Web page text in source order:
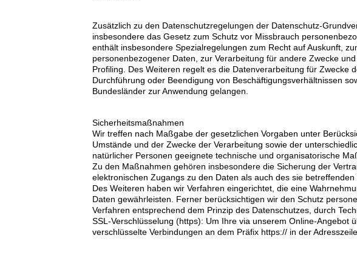
Zusätzlich zu den Datenschutzregelungen der Datenschutz-
insbesondere das Gesetz zum Schutz vor Missbrauch
enthält insbesondere Spezialregelungen zum Recht auf Auskunft,
personenbezogener Daten, zur Verarbeitung für andere Zwecke
Profiling. Des Weiteren regelt es die Datenverarbeitung für Zwecke
Durchführung oder Beendigung von Beschäftigungsverhältnissen
Bundesländer zur Anwendung gelangen.
Sicherheitsmaßnahmen
Wir treffen nach Maßgabe der gesetzlichen Vorgaben unter
Umstände und der Zwecke der Verarbeitung sowie der
natürlicher Personen geeignete technische und organisatorische
Zu den Maßnahmen gehören insbesondere die Sicherung der
elektronischen Zugangs zu den Daten als auch des sie
Des Weiteren haben wir Verfahren eingerichtet, die eine
Daten gewährleisten. Ferner berücksichtigen wir den Schutz
Verfahren entsprechend dem Prinzip des Datenschutzes, durch
SSL-Verschlüsselung (https): Um Ihre via unserem Online-
verschlüsselte Verbindungen an dem Präfix https:// in der